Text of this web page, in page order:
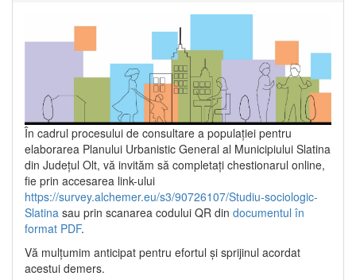
În cadrul procesului de consultare a populaţiei pentru
elaborarea Planului Urbanistic General al Municipiului Slatina
din Județul Olt, vă invităm să completați chestionarul online,
fie prin accesarea link-ului
https://survey.alchemer.eu/s3/90726107/Studiu-sociologic-
Slatina sau prin scanarea codului QR din documentul în
format PDF.
Vă mulţumim anticipat pentru efortul şi sprijinul acordat
acestui demers.